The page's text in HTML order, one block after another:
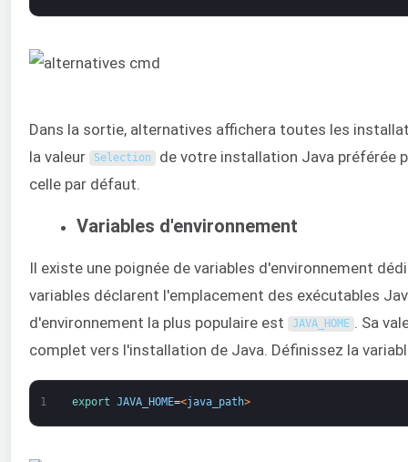
Dans la sortie, alternatives affichera toutes les
la valeur
Selection de votre installation Java préférée
celle par défaut.
Variables d'environnement
Il existe une poignée de variables d'environnement
variables déclarent l'emplacement des exécutables
d'environnement la plus populaire est
JAVA_HOME . Sa
complet vers l'installation de Java. Définissez la
1 export JAVA_HOME=<java_path>